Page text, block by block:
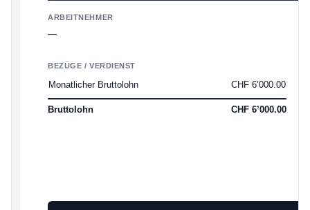
ARBEITNEHMER
—
BEZÜGE / VERDIENST
Monatlicher Bruttolohn CHF 6’000.00
Bruttolohn CHF 6’000.00